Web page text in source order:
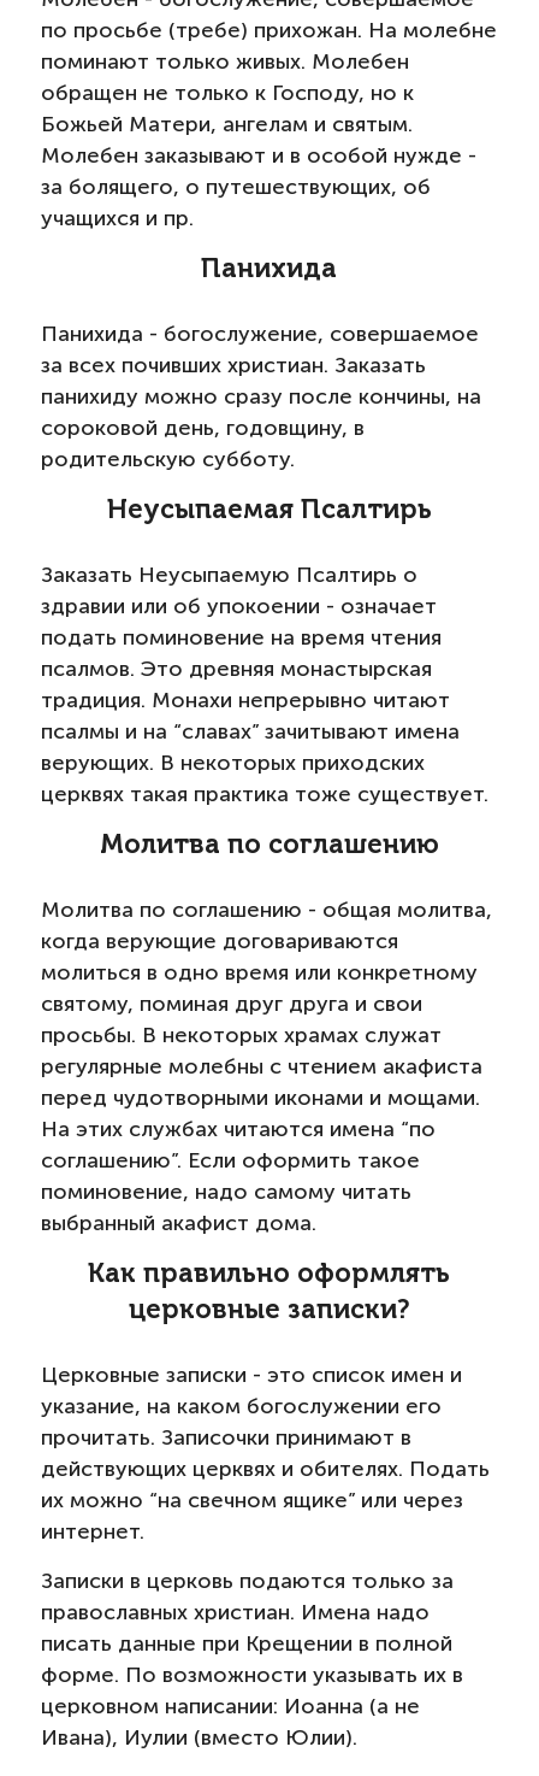
по просьбе (требе) прихожан. На молебне
поминают только живых. Молебен
обращен не только к Господу, но к
Божьей Матери, ангелам и святым.
Молебен заказывают и в особой нужде -
за болящего, о путешествующих, об
учащихся и пр.
Панихида
Панихида - богослужение, совершаемое
за всех почивших христиан. Заказать
панихиду можно сразу после кончины, на
сороковой день, годовщину, в
родительскую субботу.
Неусыпаемая Псалтирь
Заказать Неусыпаемую Псалтирь о
здравии или об упокоении - означает
подать поминовение на время чтения
псалмов. Это древняя монастырская
традиция. Монахи непрерывно читают
псалмы и на “славах” зачитывают имена
верующих. В некоторых приходских
церквях такая практика тоже существует.
Молитва по соглашению
Молитва по соглашению - общая молитва,
когда верующие договариваются
молиться в одно время или конкретному
святому, поминая друг друга и свои
просьбы. В некоторых храмах служат
регулярные молебны с чтением акафиста
перед чудотворными иконами и мощами.
На этих службах читаются имена “по
соглашению”. Если оформить такое
поминовение, надо самому читать
выбранный акафист дома.
Как правильно оформлять
церковные записки?
Церковные записки - это список имен и
указание, на каком богослужении его
прочитать. Записочки принимают в
действующих церквях и обителях. Подать
их можно “на свечном ящике” или через
интернет.
Записки в церковь подаются только за
православных христиан. Имена надо
писать данные при Крещении в полной
форме. По возможности указывать их в
церковном написании: Иоанна (а не
Ивана), Иулии (вместо Юлии).